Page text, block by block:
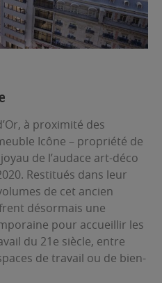
à proximité des
Icône – propriété de
de l’audace art-déco
Restitués dans leur
de cet ancien
désormais une
pour accueillir les
du 21e siècle, entre
de travail ou de bien-